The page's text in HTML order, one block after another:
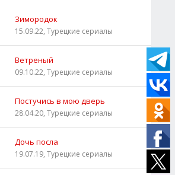
Зимородок
15.09.22, Турецкие сериалы
Ветреный
09.10.22, Турецкие сериалы
Постучись в мою дверь
28.04.20, Турецкие сериалы
Дочь посла
19.07.19, Турецкие сериалы